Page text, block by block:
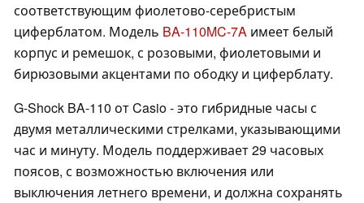
соответствующим фиолетово-серебристым
циферблатом. Модель BA-110MC-7A имеет белый
корпус и ремешок, с розовыми, фиолетовыми и
бирюзовыми акцентами по ободку и циферблату.
G-Shock BA-110 от Casio - это гибридные часы с
двумя металлическими стрелками, указывающими
час и минуту. Модель поддерживает 29 часовых
поясов, с возможностью включения или
выключения летнего времени, и должна сохранять